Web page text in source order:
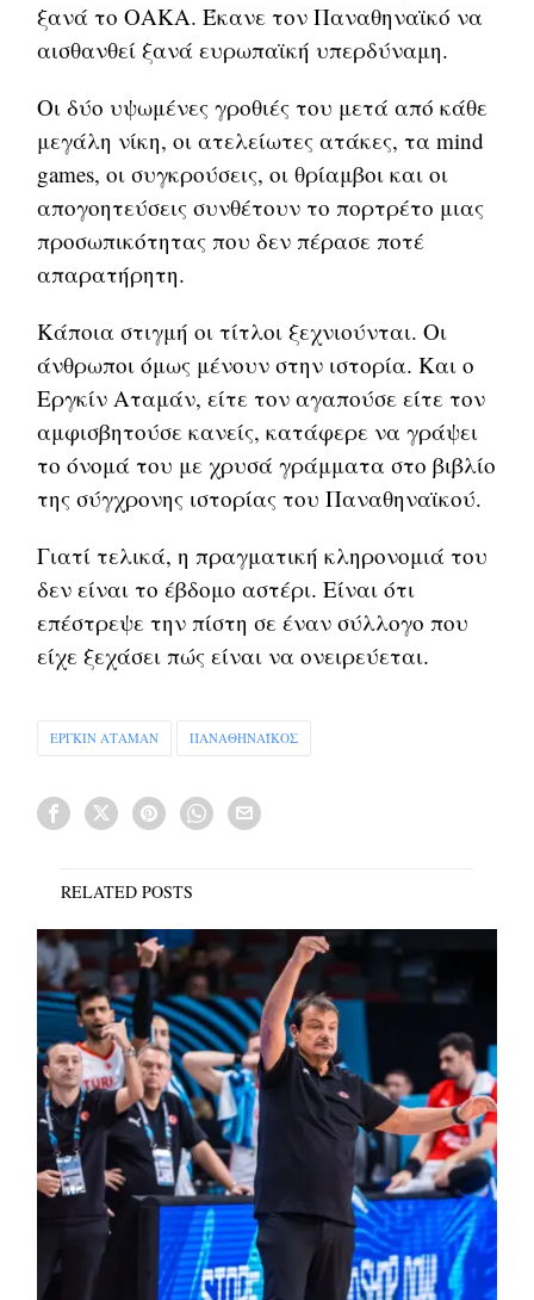
ξανά το ΟΑΚΑ. Έκανε τον Παναθηναϊκό να
αισθανθεί ξανά ευρωπαϊκή υπερδύναμη.
Οι δύο υψωμένες γροθιές του μετά από κάθε
μεγάλη νίκη, οι ατελείωτες ατάκες, τα mind
games, οι συγκρούσεις, οι θρίαμβοι και οι
απογοητεύσεις συνθέτουν το πορτρέτο μιας
προσωπικότητας που δεν πέρασε ποτέ
απαρατήρητη.
Κάποια στιγμή οι τίτλοι ξεχνιούνται. Οι
άνθρωποι όμως μένουν στην ιστορία. Και ο
Εργκίν Αταμάν, είτε τον αγαπούσε είτε τον
αμφισβητούσε κανείς, κατάφερε να γράψει
το όνομά του με χρυσά γράμματα στο βιβλίο
της σύγχρονης ιστορίας του Παναθηναϊκού.
Γιατί τελικά, η πραγματική κληρονομιά του
δεν είναι το έβδομο αστέρι. Είναι ότι
επέστρεψε την πίστη σε έναν σύλλογο που
είχε ξεχάσει πώς είναι να ονειρεύεται.
ΕΡΓΚΙΝ ΑΤΑΜΑΝ ΠΑΝΑΘΗΝΑΪΚΟΣ
RELATED POSTS